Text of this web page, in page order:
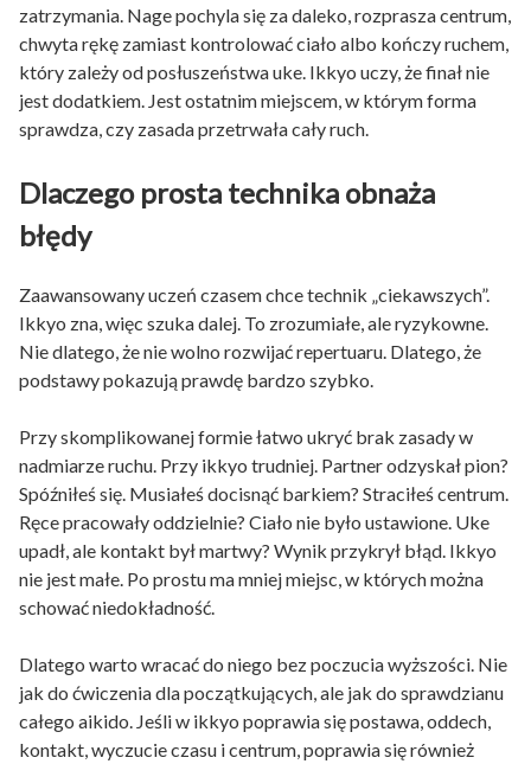
zatrzymania. Nage pochyla się za daleko, rozprasza centrum,
chwyta rękę zamiast kontrolować ciało albo kończy ruchem,
który zależy od posłuszeństwa uke. Ikkyo uczy, że finał nie
jest dodatkiem. Jest ostatnim miejscem, w którym forma
sprawdza, czy zasada przetrwała cały ruch.
Dlaczego prosta technika obnaża
błędy
Zaawansowany uczeń czasem chce technik „ciekawszych”.
Ikkyo zna, więc szuka dalej. To zrozumiałe, ale ryzykowne.
Nie dlatego, że nie wolno rozwijać repertuaru. Dlatego, że
podstawy pokazują prawdę bardzo szybko.
Przy skomplikowanej formie łatwo ukryć brak zasady w
nadmiarze ruchu. Przy ikkyo trudniej. Partner odzyskał pion?
Spóźniłeś się. Musiałeś docisnąć barkiem? Straciłeś centrum.
Ręce pracowały oddzielnie? Ciało nie było ustawione. Uke
upadł, ale kontakt był martwy? Wynik przykrył błąd. Ikkyo
nie jest małe. Po prostu ma mniej miejsc, w których można
schować niedokładność.
Dlatego warto wracać do niego bez poczucia wyższości. Nie
jak do ćwiczenia dla początkujących, ale jak do sprawdzianu
całego aikido. Jeśli w ikkyo poprawia się postawa, oddech,
kontakt, wyczucie czasu i centrum, poprawia się również